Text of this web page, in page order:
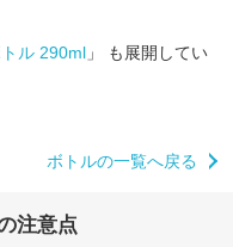
ル 290ml 」 も展開してい
ボトルの一覧へ戻る
注意点